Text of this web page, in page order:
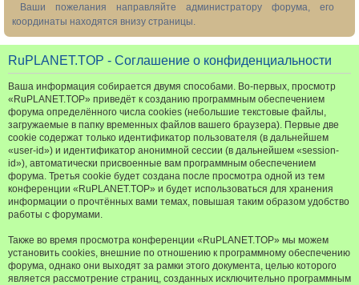
Ваши пожелания направляйте администратору форума, его
координаты находятся внизу страницы.
RuPLANET.TOP - Соглашение о конфиденциальности
Ваша информация собирается двумя способами. Во-первых, просмотр
«RuPLANET.TOP» приведёт к созданию программным обеспечением
форума определённого числа cookies (небольшие текстовые файлы,
загружаемые в папку временных файлов вашего браузера). Первые две
cookie содержат только идентификатор пользователя (в дальнейшем
«user-id») и идентификатор анонимной сессии (в дальнейшем «session-
id»), автоматически присвоенные вам программным обеспечением
форума. Третья cookie будет создана после просмотра одной из тем
конференции «RuPLANET.TOP» и будет использоваться для хранения
информации о прочтённых вами темах, повышая таким образом удобство
работы с форумами.
Также во время просмотра конференции «RuPLANET.TOP» мы можем
установить cookies, внешние по отношению к программному обеспечению
форума, однако они выходят за рамки этого документа, целью которого
является рассмотрение страниц, созданных исключительно программным